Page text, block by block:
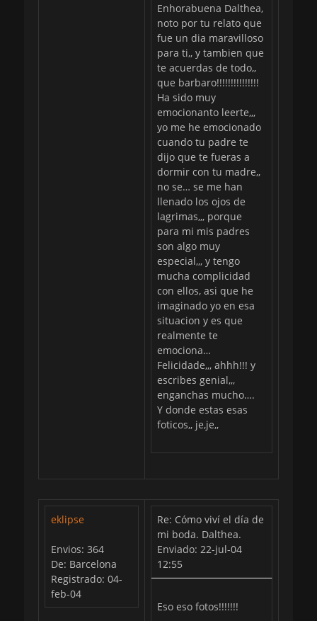
Enhorabuena Dalthea,
noto por tu relato que
fue un dia maravilloso
para ti,, y tambien que
te acuerdas de todo,,
que barbaro!!!!!!!!!!!!!!!
Ha sido muy
emocionanto leerte,,,
yo me he emocionado
cuando tu padre te
dijo que te fueras a
dormir con tu madre,,
no se… se me han
llenado los ojos de
lagrimas,,, porque
para mi mis padres
son algo muy
especial,,, y tengo
mucha complicidad
con ellos, asi que he
imaginado yo en esa
situacion y es que
realmente te
emociona…
Felicidade,,, ahhh!!! y
escribes genial,,,
enganchas mucho….
Y donde estas esas
foticos,, je,je,,
eklipse
Envios: 364
De: Barcelona
Registrado: 04-
feb-04
Re: Cómo viví el día de
mi boda. Dalthea.
Enviado: 22-jul-04
12:55
Eso eso fotos!!!!!!!